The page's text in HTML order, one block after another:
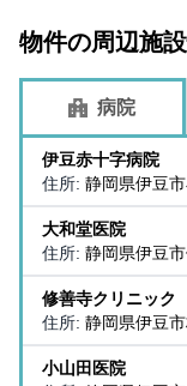
物件の周辺施
病院
伊豆赤十字病院
住所: 静岡県伊豆
大和堂医院
住所: 静岡県伊豆
修善寺クリニック
住所: 静岡県伊豆
小山田医院